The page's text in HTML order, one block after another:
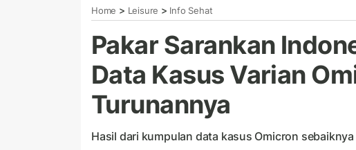
Home > Leisure > Info Sehat
Pakar Sarankan
Data Kasus Varian
Turunannya
Hasil dari kumpulan data kasus Omicron